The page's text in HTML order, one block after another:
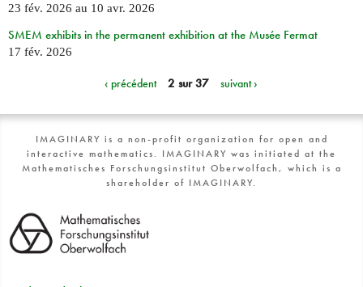
23 fév. 2026 au 10 avr. 2026
SMEM exhibits in the permanent exhibition at the Musée Fermat
17 fév. 2026
‹ précédent 2 sur 37 suivant ›
IMAGINARY is a non-profit organization for open and
interactive mathematics. IMAGINARY was initiated at the
Mathematisches Forschungsinstitut Oberwolfach, which is a
shareholder of IMAGINARY.